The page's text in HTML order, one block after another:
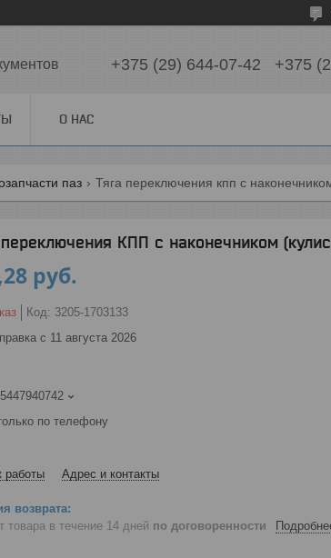
+375 (29) 644-07-42 +375
О НАС
паз Тяга переключения кпп с
КПП с наконечником
руб.
Код: 3205-1703133
с 11 августа 2026
по телефону
работы Адрес и контакты
товара в течение 14 дней по договоренности